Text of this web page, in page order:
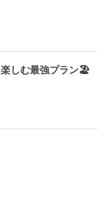
しむ最強プラン🏖